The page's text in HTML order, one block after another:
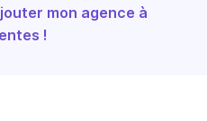
mon agence à
!